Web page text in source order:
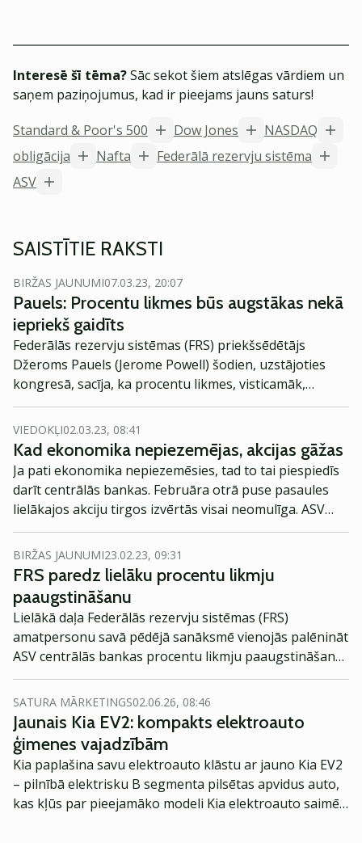
Interesē šī tēma?Sāc sekot šiem atslēgas vārdiem un
saņem paziņojumus, kad ir pieejams jauns saturs!
Standard & Poor's 500
Dow Jones
NASDAQ
obligācija
Nafta
Federālā rezervju sistēma
ASV
SAISTĪTIE RAKSTI
BIRŽAS JAUNUMI07.03.23, 20:07
Pauels: Procentu likmes būs augstākas nekā
iepriekš gaidīts
Federālās rezervju sistēmas (FRS) priekšsēdētājs
Džeroms Pauels (Jerome Powell) šodien, uzstājoties
kongresā, sacīja, ka procentu likmes, visticamāk,
turpinās pieaugt un ceļš uz inflācijas samazināšanu būs
bedrains.
VIEDOKĻI02.03.23, 08:41
Kad ekonomika nepiezemējas, akcijas gāžas
Ja pati ekonomika nepiezemēsies, tad to tai piespiedīs
darīt centrālās bankas. Februāra otrā puse pasaules
lielākajos akciju tirgos izvērtās visai neomulīga. ASV
akciju cena pēc varenā gada sākuma sašķobās.
BIRŽAS JAUNUMI23.02.23, 09:31
FRS paredz lielāku procentu likmju
paaugstināšanu
Lielākā daļa Federālās rezervju sistēmas (FRS)
amatpersonu savā pēdējā sanāksmē vienojās palēnināt
ASV centrālās bankas procentu likmju paaugstināšanas
tempu līdz ceturtdaļai procentpunkta. Tas gan
nenozīmē, ka procentu likmju paaugstināšana tiks
pārtraukta, kamēr inflācija nebūs atgriezusies 2%
līmenī.
SATURA MĀRKETINGS02.06.26, 08:46
Jaunais Kia EV2: kompakts elektroauto
ģimenes vajadzībām
Kia paplašina savu elektroauto klāstu ar jauno Kia EV2
– pilnībā elektrisku B segmenta pilsētas apvidus auto,
kas kļūs par pieejamāko modeli Kia elektroauto saimē